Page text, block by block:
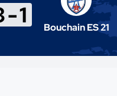
-1 Bouchain ES 21